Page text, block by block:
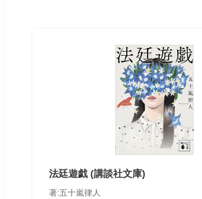
法廷遊戯 (講談社文庫)
著:五十嵐律人